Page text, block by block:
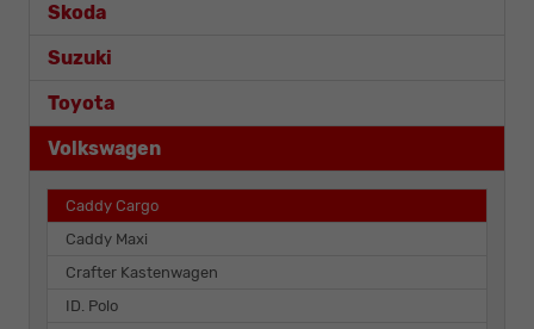
Skoda
Suzuki
Toyota
Volkswagen
Caddy Cargo
Caddy Maxi
Crafter Kastenwagen
ID. Polo